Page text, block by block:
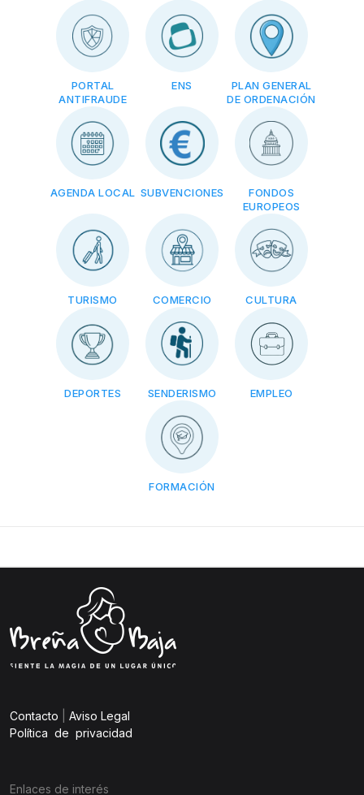
PORTAL
ANTIFRAUDE
ENS
PLAN GENERAL
DE ORDENACIÓN
AGENDA LOCAL SUBVENCIONES
FONDOS
EUROPEOS
TURISMO COMERCIO CULTURA
DEPORTES SENDERISMO EMPLEO
FORMACIÓN
Contacto
Aviso Legal
Política de privacidad
Enlaces de interés